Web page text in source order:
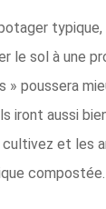
le sol à une
» poussera
iront aussi
cultivez et les
compostée.